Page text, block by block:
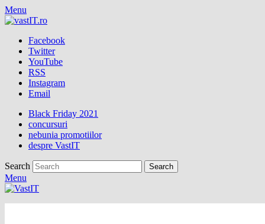
Menu
Facebook
Twitter
YouTube
RSS
Instagram
Email
Black Friday 2021
concursuri
nebunia promotiilor
despre VastIT
Search
Menu